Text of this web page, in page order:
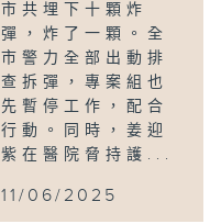
市共埋下十顆炸
彈，炸了一顆。全
市警力全部出動排
查拆彈，專案組也
先暫停工作，配合
行動。同時，姜迎
紫在醫院脅持護...
11/06/2025